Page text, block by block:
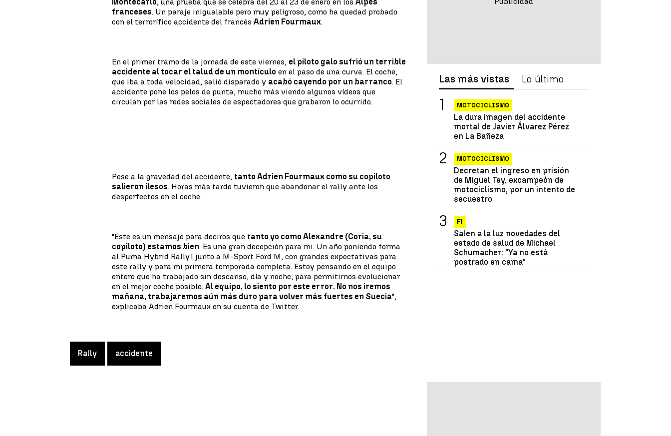
franceses. Un paraje inigualable pero muy peligroso, como ha quedad probado
con el terrorífico accidente del francésAdrien Fourmaux.
En el primer tramo de la jornada de este viernes, el piloto galo sufrió un terrible
accidente al tocar el talud de un montículo en el paso de una curva. El coche,
que iba a toda velocidad, salió disparado y acabó cayendo por un barranco. El
accidente pone los pelos de punta, mucho más viendo algunos vídeos que
circulan por las redes sociales de espectadores que grabaron lo ocurrido.
Pese a la gravedad del accidente, tanto Adrien Fourmaux como su copiloto
salieron ilesos. Horas más tarde tuvieron que abandonar el rally ante los
desperfectos en el coche.
"Este es un mensaje para deciros que tanto yo como Alexandre (Coria, su
copiloto) estamos bien. Es una gran decepción para mi. Un año poniendo forma
al Puma Hybrid Rally1 junto a M-Sport Ford M, con grandes expectativas para
este rally y para mi primera temporada completa. Estoy pensando en el equipo
entero que ha trabajado sin descanso, día y noche, para permitirnos evolucionar
en el mejor coche posible.Al equipo, lo siento por este error. No nos iremos
mañana, trabajaremos aún más duro para volver más fuertes en Suecia",
explicaba Adrien Fourmaux en su cuenta de Twitter.
Rally accidente
Las más vistas Lo último
MOTOCICLISMO
La dura imagen del accidente
mortal de Javier Álvarez Pérez
en La Bañeza
MOTOCICLISMO
Decretan el ingreso en prisión
de Miguel Tey, excampeón de
motociclismo, por un intento de
secuestro
F1
Salen a la luz novedades del
estado de salud de Michael
Schumacher: "Ya no está
postrado en cama"